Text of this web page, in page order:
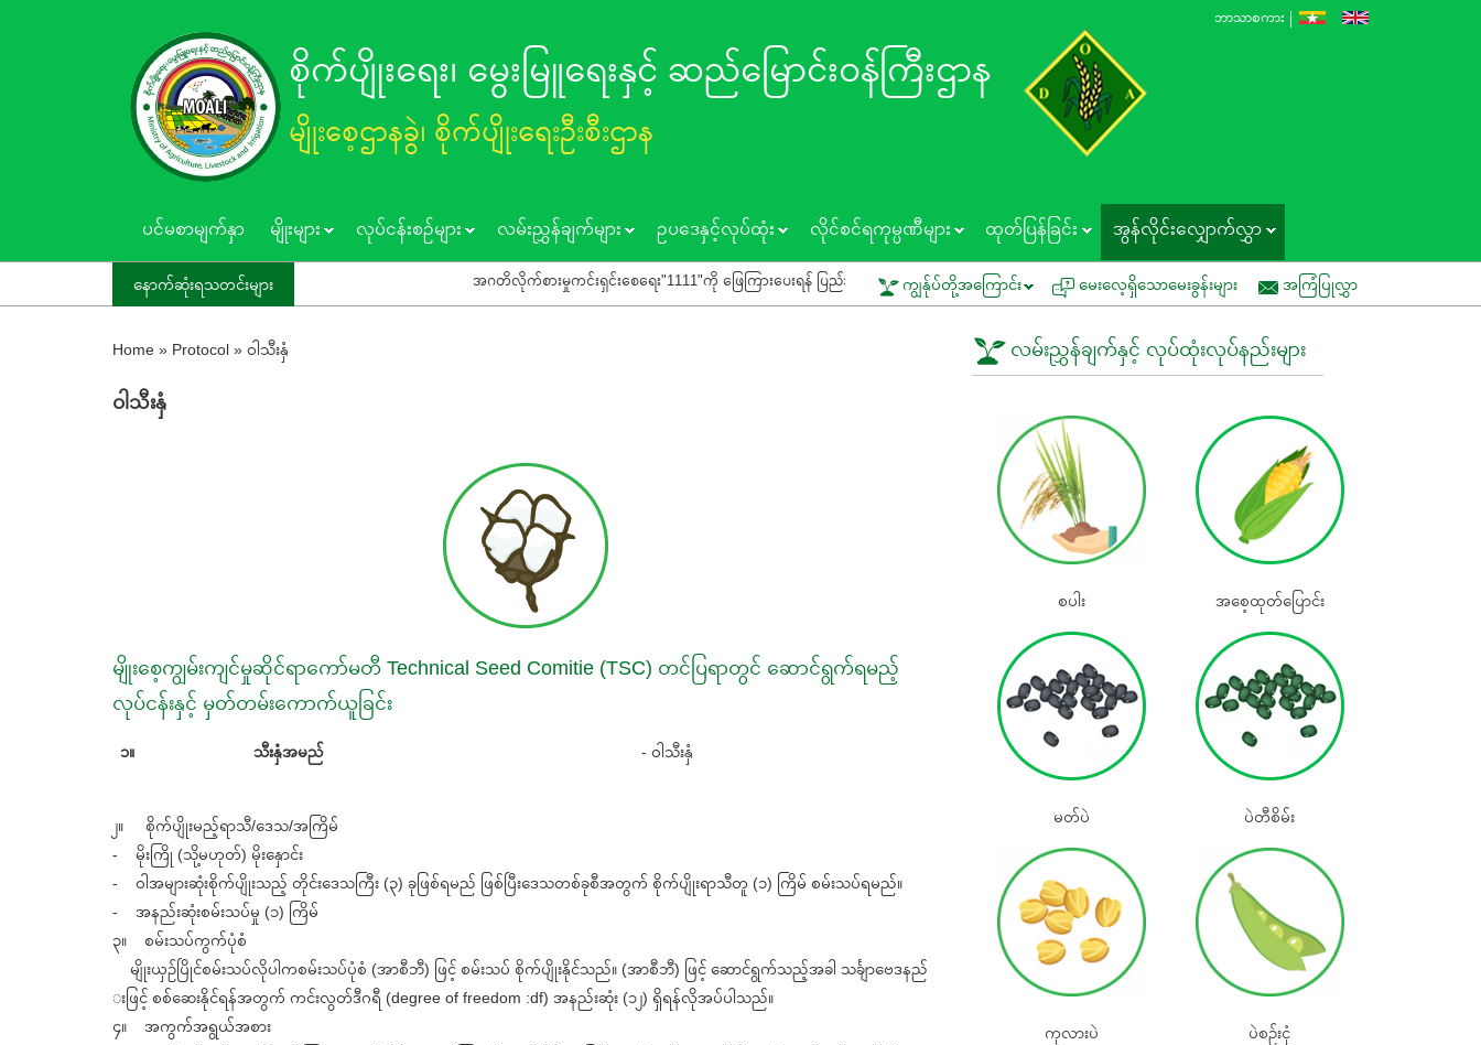
ဘာသာစကား
စိုက်ပျိုးရေး၊ မွေးမြူရေးနှင့် ဆည်မြောင်း၀န်ကြီးဌာန
မျိုးစေ့ဌာနခွဲ၊ စိုက်ပျိုးရေးဦးစီးဌာန
ပင်မစာမျက်နှာ မျိုးများ လုပ်ငန်းစဥ်များ လမ်းညွှန်ချက်များ ဥပဒေနှင့်လုပ်ထုံး လိုင်စင်ရကုမ္ပဏီများ ထုတ်ပြန်ခြင်း အွန်လိုင်းလျှောက်လွှာ
နောက်ဆုံးရသတင်းများ အဂတိလိုက်စားမှုကင်းရှင်းစေရေး"1111"ကို ဖြေကြားပေးရန် ပြည်သူသို့ သတိပေးနှိုးဆော်ခြင်း ကွင်းသရုပ်ပြပွဲတွင် ပူးပေါင်းပါဝင်နိုင်ပါရန် ဖိတ်ကြားခြင်း
ကျွန်ုပ်တို့အကြောင်း မေးလေ့ရှိသောမေးခွန်းများ အကြံပြုလွှာ
Home » Protocol » ၀ါသီးနှံ
၀ါသီးနှံ
မျိုးစေ့ကျွမ်းကျင်မှုဆိုင်ရာကော်မတီ Technical Seed Comitie (TSC) တင်ပြရာတွင် ဆောင်ရွက်ရမည့်
လုပ်ငန်းနှင့် မှတ်တမ်းကောက်ယူခြင်း
၁။ သီးနှံအမည် - ဝါသီးနှံ
၂။ စိုက်ပျိုးမည့်ရာသီ/ဒေသ/အကြိမ်
- မိုးကြို (သို့မဟုတ်) မိုးနှောင်း
- ဝါအများဆုံးစိုက်ပျိုးသည့် တိုင်းဒေသကြီး (၃) ခုဖြစ်ရမည် ဖြစ်ပြီးဒေသတစ်ခုစီအတွက် စိုက်ပျိုးရာသီတူ (၁) ကြိမ် စမ်းသပ်ရမည်။
- အနည်းဆုံးစမ်းသပ်မှု (၁) ကြိမ်
၃။ စမ်းသပ်ကွက်ပုံစံ
မျိုးယှဉ်ပြိုင်စမ်းသပ်လိုပါကစမ်းသပ်ပုံစံ (အာစီဘီ) ဖြင့် စမ်းသပ် စိုက်ပျိုးနိုင်သည်။ (အာစီဘီ) ဖြင့် ဆောင်ရွက်သည့်အခါ သင်္ချာဗေဒနည်
းဖြင့် စစ်ဆေးနိုင်ရန်အတွက် ကင်းလွတ်ဒီဂရီ (degree of freedom :df) အနည်းဆုံး (၁၂) ရှိရန်လိုအပ်ပါသည်။
၄။ အကွက်အရွယ်အစား
လမ်းညွှန်ချက်နှင့် လုပ်ထုံးလုပ်နည်းများ
စပါး အစေ့ထုတ်‌ပြောင်း
မတ်ပဲ ပဲတီစိမ်း
ကုလားပဲ ပဲစဉ်းငုံ